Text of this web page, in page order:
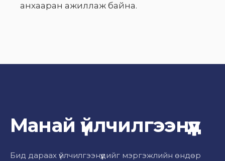
анхааран ажиллаж байна.
Манай үйлчилгээнүүд
Бид дараах үйлчилгээнүүдийг мэргэжлийн өндөр